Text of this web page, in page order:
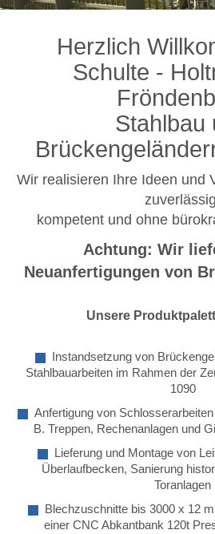
Herzlich
Schulte -
Stahlbau
Wir realisieren Ihre Ideen und
kompetent und ohne
Achtung: Wir
Neuanfertigungen von
Unsere
Instandsetzung von
Stahlbauarbeiten im Rahmen der
1090
Anfertigung von
B. Treppen, Rechenanlagen und
Lieferung und Montage von
Überlaufbecken, Sanierung
Toranlagen
Blechzuschnitte bis 3000 x 12
einer CNC Abkantbank 120t